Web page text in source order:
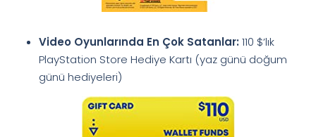
Video Oyunlarında En Çok Satanlar: 110 $’lık
PlayStation Store Hediye Kartı (yaz günü doğum
günü hediyeleri)